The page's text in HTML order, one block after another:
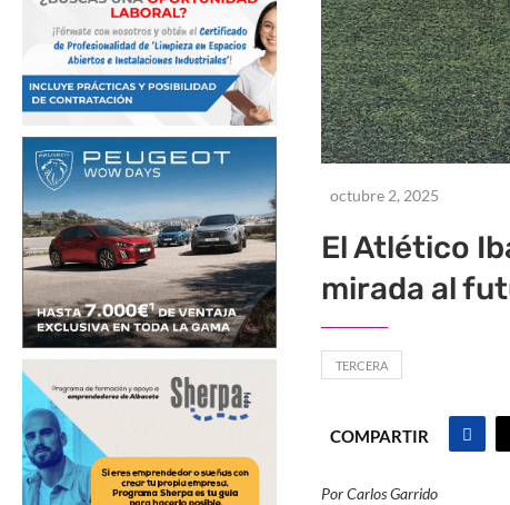
octubre 2, 2025
El Atlético
mirada al
TERCERA
COMPARTIR
Por Carlos Garrido